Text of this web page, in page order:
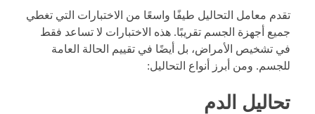
تقدم معامل التحاليل طيفًا واسعًا من الاختبارات التي تغطي
جميع أجهزة الجسم تقريبًا. هذه الاختبارات لا تساعد فقط
في تشخيص الأمراض، بل أيضًا في تقييم الحالة العامة
للجسم. ومن أبرز أنواع التحاليل:
تحاليل الدم